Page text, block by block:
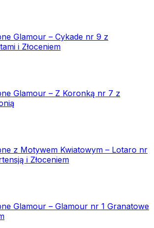
Glamour – Cykade nr 9 z
i Złoceniem
Glamour – Z Koronką nr 7 z
z Motywem Kwiatowym – Lotaro nr
i Złoceniem
Glamour – Glamour nr 1 Granatowe